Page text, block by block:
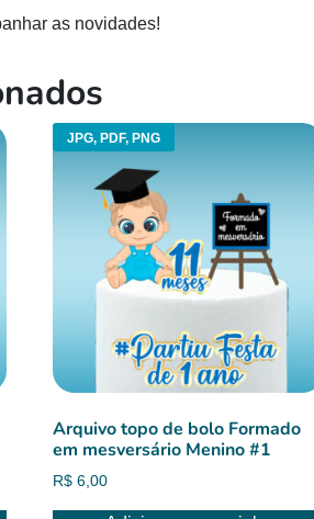
as novidades!
JPG, PDF, PNG
Arquivo topo de bolo Formado
em mesversário Menino #1
R$ 6,00